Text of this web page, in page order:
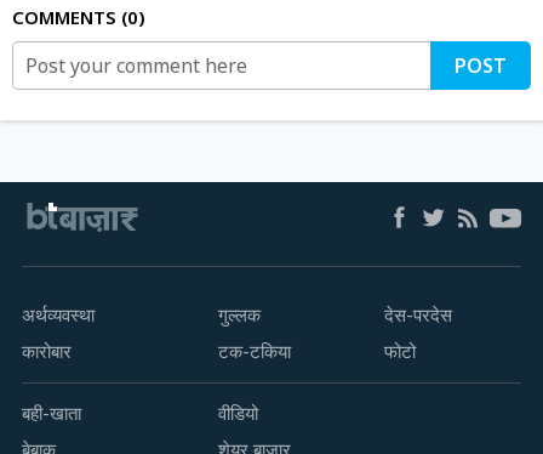
COMMENTS 0
POST
अर्थव्यवस्था
कारोबार
गुल्लक
टक-टकिया
देस-परदेस
फोटो
बही-खाता
वीडियो